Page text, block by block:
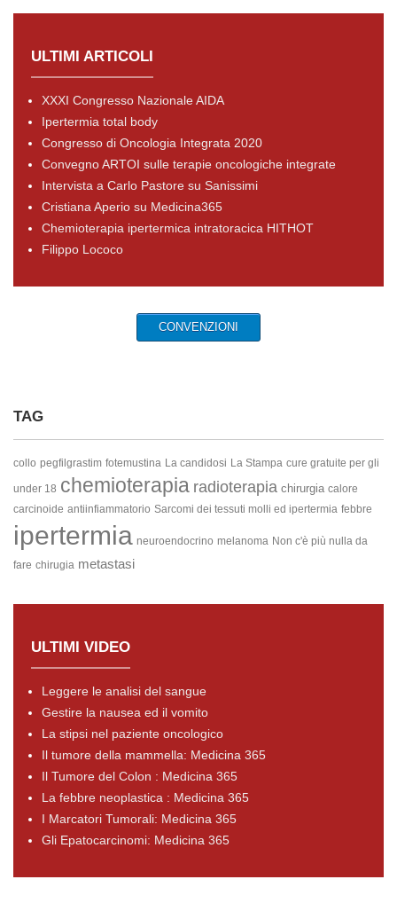
ULTIMI ARTICOLI
XXXI Congresso Nazionale AIDA
Ipertermia total body
Congresso di Oncologia Integrata 2020
Convegno ARTOI sulle terapie oncologiche integrate
Intervista a Carlo Pastore su Sanissimi
Cristiana Aperio su Medicina365
Chemioterapia ipertermica intratoracica HITHOT
Filippo Lococo
CONVENZIONI
TAG
collo pegfilgrastim fotemustina La candidosi La Stampa cure gratuite per gli
under 18 chemioterapia radioterapia chirurgia calore
carcinoide antiinfiammatorio Sarcomi dei tessuti molli ed ipertermia febbre
ipertermia neuroendocrino melanoma Non c'è più nulla da
fare chirugia metastasi
ULTIMI VIDEO
Leggere le analisi del sangue
Gestire la nausea ed il vomito
La stipsi nel paziente oncologico
Il tumore della mammella: Medicina 365
Il Tumore del Colon : Medicina 365
La febbre neoplastica : Medicina 365
I Marcatori Tumorali: Medicina 365
Gli Epatocarcinomi: Medicina 365